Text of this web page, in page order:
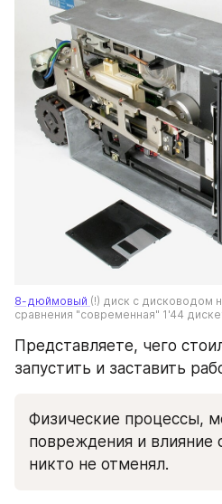
8-дюймовый (!) диск с дисководом
сравнения "современная" 1'44
Представляете, чего
запустить и заставить
Физические процессы,
повреждения и влияние
никто не отменял.